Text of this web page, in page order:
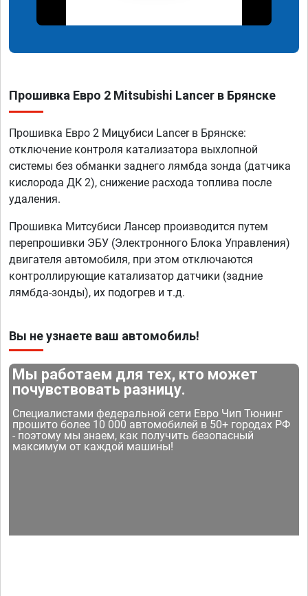
Прошивка Евро 2 Mitsubishi Lancer в Брянске
Прошивка Евро 2 Мицубиси Lancer в Брянске:
отключение контроля катализатора выхлопной
системы без обманки заднего лямбда зонда (датчика
кислорода ДК 2), снижение расхода топлива после
удаления.
Прошивка Митсубиси Лансер производится путем
перепрошивки ЭБУ (Электронного Блока Управления)
двигателя автомобиля, при этом отключаются
контроллирующие катализатор датчики (задние
лямбда-зонды), их подогрев и т.д.
Вы не узнаете ваш автомобиль!
Мы работаем для тех, кто может
почувствовать разницу.
Специалистами федеральной сети Евро Чип Тюнинг
прошито более 10 000 автомобилей в 50+ городах РФ
- поэтому мы знаем, как получить безопасный
максимум от каждой машины!